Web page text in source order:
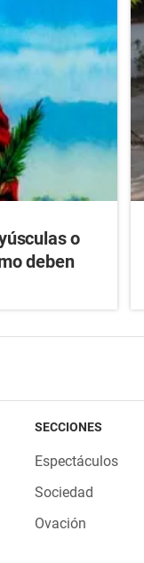
o
deben
SECCIONES
Espectáculos
Sociedad
Ovación